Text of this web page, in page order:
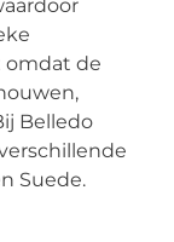
omdat de
Belledo
Suede.